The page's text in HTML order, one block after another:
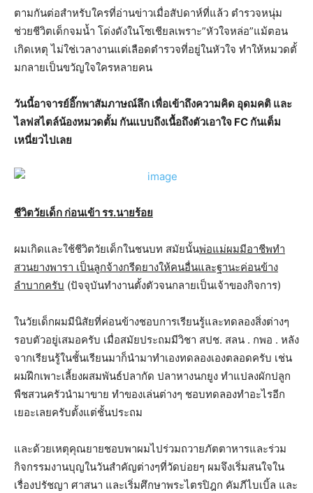
ตามกันต่อสำหรับใครที่อ่านข่าวเมื่อสัปดาห์ที่แล้ว ตำรวจหนุ่ม
ช่วยชีวิตเด็กจมน้ำ โด่งดังในโซเชียลเพราะ”หัวใจหล่อ”แม้ตอน
เกิดเหตุ ไม่ใช่เวลางานแต่เลือดตำรวจที่อยู่ในหัวใจ ทำให้หมวดตั้
มกลายเป็นขวัญใจใครหลายคน
วันนี้อาจารย์อิ๊กพาสัมภาษณ์ลึก เพื่อเข้าถึงความคิด อุดมคติ และ
ไลฟสไตล์น้องหมวดตั้ม กันแบบถึงเนื้อถึงตัวเอาใจ FC กันเต็ม
เหนี่ยวไปเลย
ชีวิตวัยเด็ก ก่อนเข้า รร.นายร้อย
ผมเกิดและใช้ชีวิตวัยเด็กในชนบท สมัยนั้นพ่อแม่ผมมีอาชีพทำ
สวนยางพารา เป็นลูกจ้างกรีดยางให้คนอื่นและฐานะค่อนข้าง
ลำบากครับ (ปัจจุบันทำงานตั้งตัวจนกลายเป็นเจ้าของกิจการ)
ในวัยเด็กผมมีนิสัยที่ค่อนข้างชอบการเรียนรู้และทดลองสิ่งต่างๆ
รอบตัวอยู่เสมอครับ เมื่อสมัยประถมมีวิชา สปช. สลน . กพอ . หลัง
จากเรียนรู้ในชั้นเรียนมาก็นำมาทำเองทดลองเองตลอดครับ เช่น
ผมฝึกเพาะเลี้ยงผสมพันธ์ปลากัด ปลาหางนกยูง ทำแปลงผักปลูก
พืชสวนครัวนำมาขาย ทำของเล่นต่างๆ ชอบทดลองทำอะไรอีก
เยอะเลยครับตั้งแต่ชั้นประถม
และด้วยเหตุคุณยายชอบพาผมไปร่วมถวายภัตตาหารและร่วม
กิจกรรมงานบุญในวันสำคัญต่างๆที่วัดบ่อยๆ ผมจึงเริ่มสนใจใน
เรื่องปรัชญา ศาสนา และเริ่มศึกษาพระไตรปิฎก คัมภีไบเบิ้ล และ